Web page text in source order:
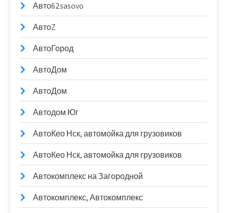
Авто62sasovo
АвтоZ
АвтоГород
АвтоДом
АвтоДом
Автодом Юг
АвтоКео Нск, автомойка для грузовиков
АвтоКео Нск, автомойка для грузовиков
Автокомплекс на Загородной
Автокомплекс, Автокомплекс